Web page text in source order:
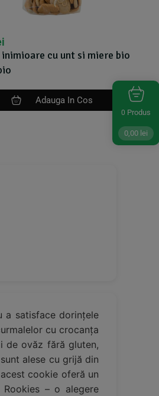
cu unt si miere bio
Adauga In Cos
a satisface dorințele
cu crocanța
de ovăz fără gluten,
alese cu grijă din
cookie oferă un
– o alegere
0 Produs
0,00 lei